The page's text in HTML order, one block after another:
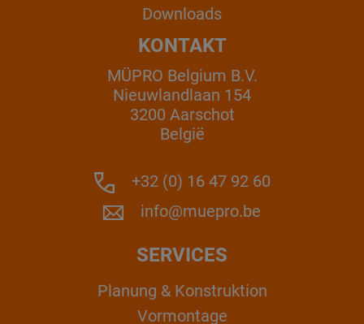
Downloads
KONTAKT
MÜPRO Belgium B.V.
Nieuwlandlaan 154
3200 Aarschot
België
+32 (0) 16 47 92 60
info@muepro.be
SERVICES
Planung & Konstruktion
Vormontage